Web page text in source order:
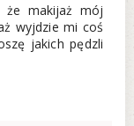
że makijaż mój
wyjdzie mi coś
jakich pędzli